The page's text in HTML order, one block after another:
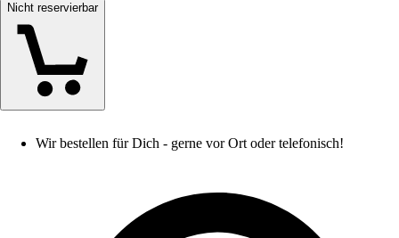
Nicht reservierbar
Wir bestellen für Dich - gerne vor Ort oder telefonisch!